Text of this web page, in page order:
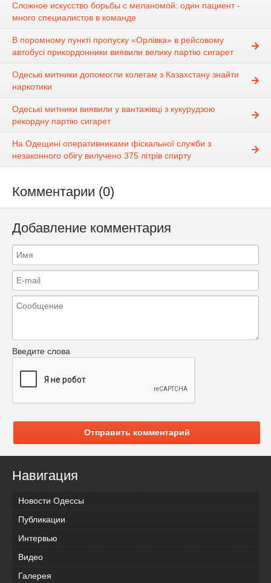
Сложное искусство борьбы с меланомой: один пациент -
много специалистов в команде
В поромному пункті пропуску «Орлівка» в рейсовому
автобусі прикордонники виявили велику партію сигарет
Одеські митники допомогли колегам з Казахстану знайти
наркотики
Одеські митники виявили у вантажівці з кукурудзою
рекордну партію сигарет
На Одещині оперативниками фіскальної служби з
незаконного обігу вилучено 375 літрів спирту
Комментарии (0)
Добавление комментария
Введите слова
Отправить комментарий
Навигация
Новости Одессы
Публикации
Интервью
Видео
Галерея